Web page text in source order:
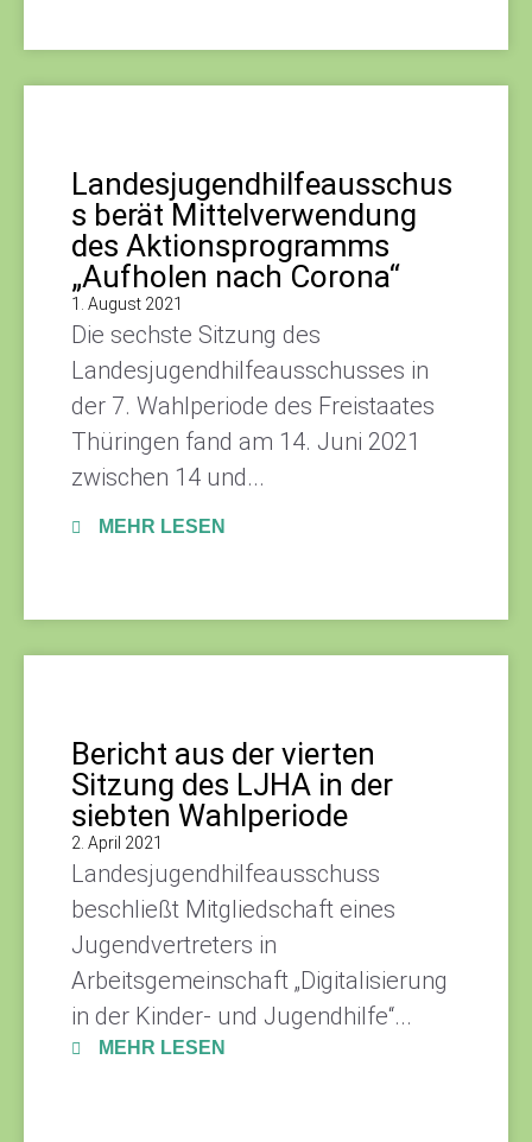
Landesjugendhilfeausschus
s berät Mittelverwendung
des Aktionsprogramms
„Aufholen nach Corona“
1. August 2021
Die sechste Sitzung des
Landesjugendhilfeausschusses in
der 7. Wahlperiode des Freistaates
Thüringen fand am 14. Juni 2021
zwischen 14 und...
MEHR LESEN
Bericht aus der vierten
Sitzung des LJHA in der
siebten Wahlperiode
2. April 2021
Landesjugendhilfeausschuss
beschließt Mitgliedschaft eines
Jugendvertreters in
Arbeitsgemeinschaft „Digitalisierung
in der Kinder- und Jugendhilfe“...
MEHR LESEN